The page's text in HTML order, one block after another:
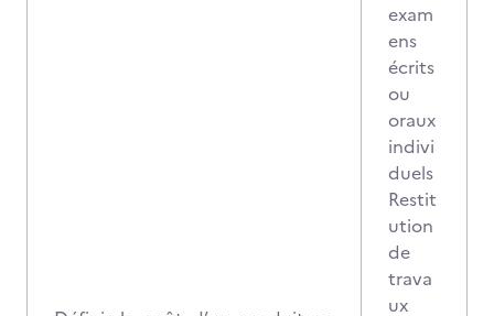
exam
ens
écrits
ou
oraux
indivi
duels
Restit
ution
de
trava
ux